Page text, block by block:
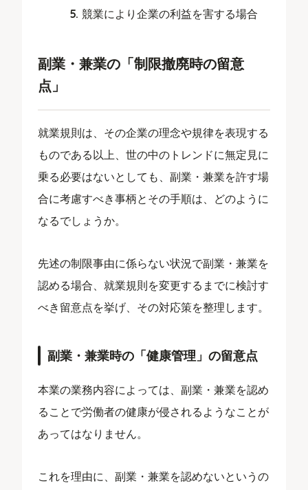
競業により企業の利益を害する場合
副業・兼業の「制限撤廃時の留意
点」
就業規則は、その企業の理念や規律を表現する
ものである以上、世の中のトレンドに無定見に
乗る必要はないとしても、副業・兼業を許す場
合に考慮すべき事柄とその手順は、どのように
なるでしょうか。
先述の制限事由に係らない状況で副業・兼業を
認める場合、就業規則を変更するまでに検討す
べき留意点を挙げ、その対応策を整理します。
副業・兼業時の「健康管理」の留意点
本業の業務内容によっては、副業・兼業を認め
ることで労働者の健康が侵されるようなことが
あってはなりません。
これを理由に、副業・兼業を認めないというの